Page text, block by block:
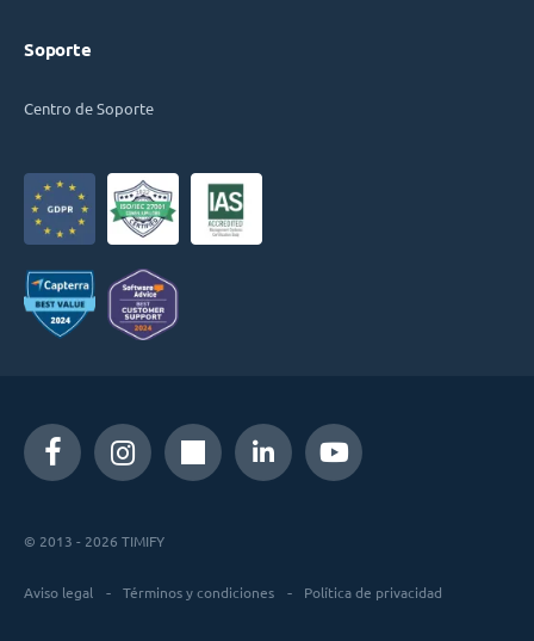
Soporte
Centro de Soporte
© 2013 - 2026 TIMIFY
Aviso legal Términos y condiciones Política de privacidad